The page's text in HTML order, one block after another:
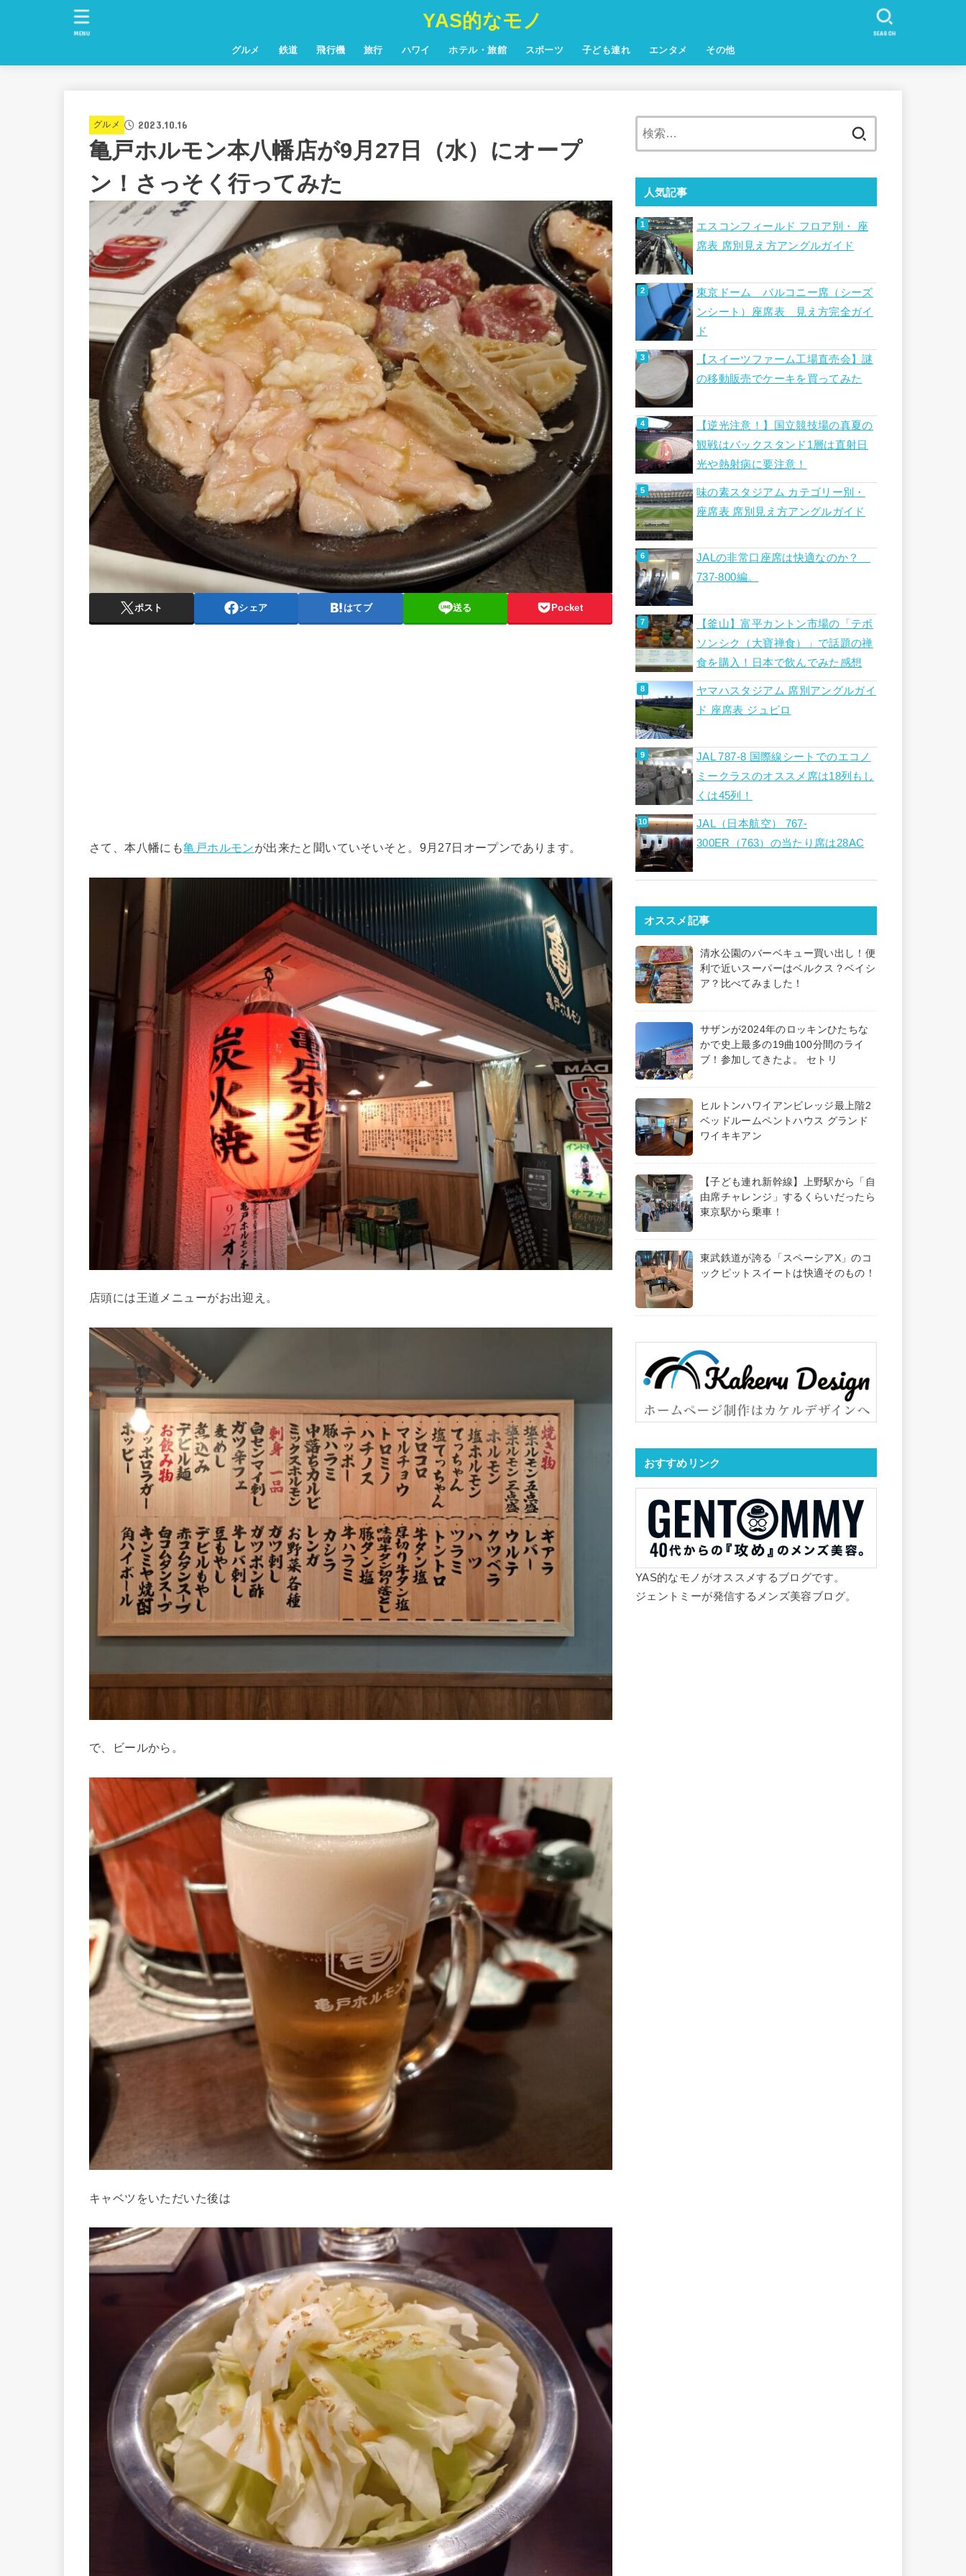
YAS的なモノ
グルメ 鉄道 飛行機 旅行 ハワイ ホテル・旅館 スポーツ 子ども連れ エンタメ その他
SEARCH
MENU
グルメ 2023.10.16
亀戸ホルモン本八幡店が9月27日（水）にオープ
ン！さっそく行ってみた
ポスト シェア はてブ 送る Pocket
さて、本八幡にも亀戸ホルモンが出来たと聞いていそいそと。9月27日オープンであります。
店頭には王道メニューがお出迎え。
で、ビールから。
キャベツをいただいた後は
人気記事
エスコンフィールド フロア別・ 座
席表 席別見え方アングルガイド
東京ドーム バルコニー席（シーズ
ンシート）座席表 見え方完全ガイ
ド
【スイーツファーム工場直売会】謎
の移動販売でケーキを買ってみた
【逆光注意！】国立競技場の真夏の
観戦はバックスタンド1層は直射日
光や熱射病に要注意！
味の素スタジアム カテゴリー別・
座席表 席別見え方アングルガイド
JALの非常口座席は快適なのか？
737-800編。
【釜山】富平カントン市場の「テボ
ソンシク（大寶禅食）」で話題の禅
食を購入！日本で飲んでみた感想
ヤマハスタジアム 席別アングルガイ
ド 座席表 ジュビロ
JAL 787-8 国際線シートでのエコノ
ミークラスのオススメ席は18列もし
くは45列！
JAL（日本航空） 767-
300ER（763）の当たり席は28AC
オススメ記事
清水公園のバーベキュー買い出し！便
利で近いスーパーはベルクス？ベイシ
ア？比べてみました！
サザンが2024年のロッキンひたちな
かで史上最多の19曲100分間のライ
ブ！参加してきたよ。 セトリ
ヒルトンハワイアンビレッジ最上階2
ベッドルームペントハウス グランド
ワイキキアン
【子ども連れ新幹線】上野駅から「自
由席チャレンジ」するくらいだったら
東京駅から乗車！
東武鉄道が誇る「スペーシアX」のコ
ックピットスイートは快適そのもの！
おすすめリンク
YAS的なモノがオススメするブログです。
ジェントミーが発信するメンズ美容ブログ。